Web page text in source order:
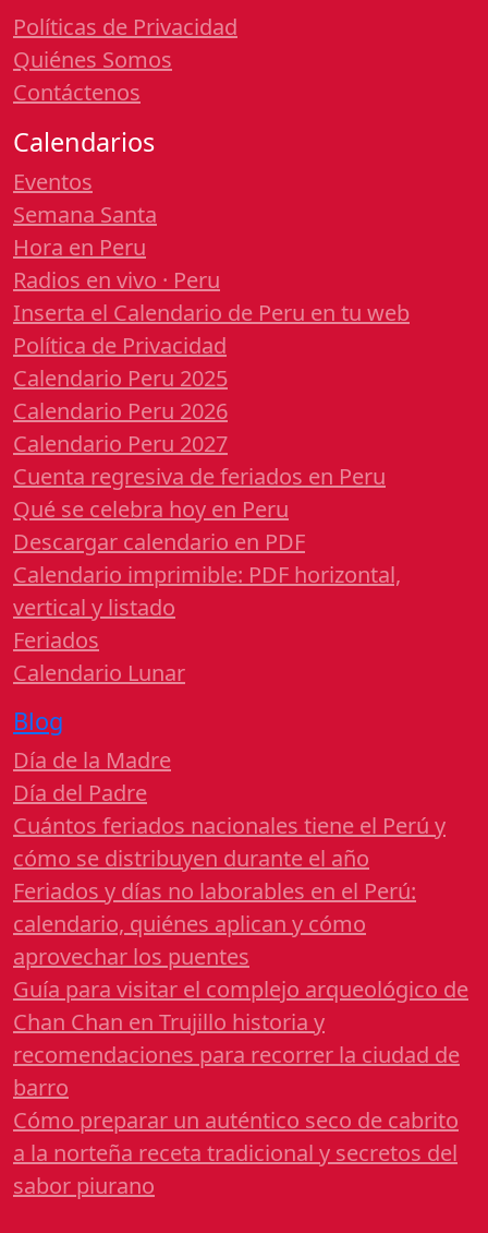
Políticas de Privacidad
Quiénes Somos
Contáctenos
Calendarios
Eventos
Semana Santa
Hora en Peru
Radios en vivo · Peru
Inserta el Calendario de Peru en tu web
Política de Privacidad
Calendario Peru 2025
Calendario Peru 2026
Calendario Peru 2027
Cuenta regresiva de feriados en Peru
Qué se celebra hoy en Peru
Descargar calendario en PDF
Calendario imprimible: PDF horizontal,
vertical y listado
Feriados
Calendario Lunar
Blog
Día de la Madre
Día del Padre
Cuántos feriados nacionales tiene el Perú y
cómo se distribuyen durante el año
Feriados y días no laborables en el Perú:
calendario, quiénes aplican y cómo
aprovechar los puentes
Guía para visitar el complejo arqueológico de
Chan Chan en Trujillo historia y
recomendaciones para recorrer la ciudad de
barro
Cómo preparar un auténtico seco de cabrito
a la norteña receta tradicional y secretos del
sabor piurano